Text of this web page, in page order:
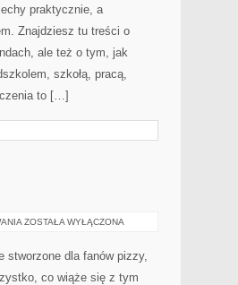
praktycznie, a
Znajdziesz tu treści o
ale też o tym, jak
szkołą, pracą,
to […]
PORADY
ZOSTAŁA WYŁĄCZONA
stworzone dla fanów pizzy,
co wiąże się z tym